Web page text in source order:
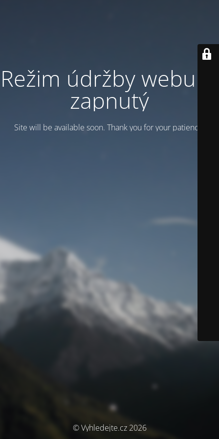
Režim údržby webu je
zapnutý
Site will be available soon. Thank you for your patience!
© Vyhledejte.cz 2026